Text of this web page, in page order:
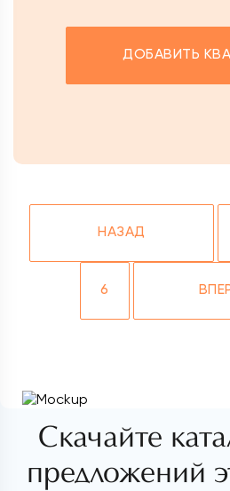
ДОБАВИТЬ
НАЗАД
6
Скачайте
предложений